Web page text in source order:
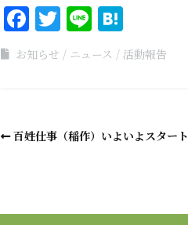
Facebook
Twitter
Line
お知らせ ニュース 活動報告
百姓仕事（稲作）いよいよスタート